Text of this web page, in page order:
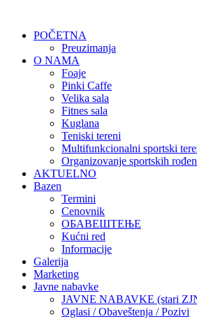
POČETNA
Preuzimanja
O NAMA
Foaje
Pinki Caffe
Velika sala
Fitnes sala
Kuglana
Teniski tereni
Multifunkcionalni sportski
Organizovanje sportskih
AKTUELNO
Bazen
Termini
Cenovnik
ОБАВЕШТЕЊЕ
Kućni red
Informacije
Galerija
Marketing
Javne nabavke
JAVNE NABAVKE (stari
Oglasi / Obaveštenja / Pozivi